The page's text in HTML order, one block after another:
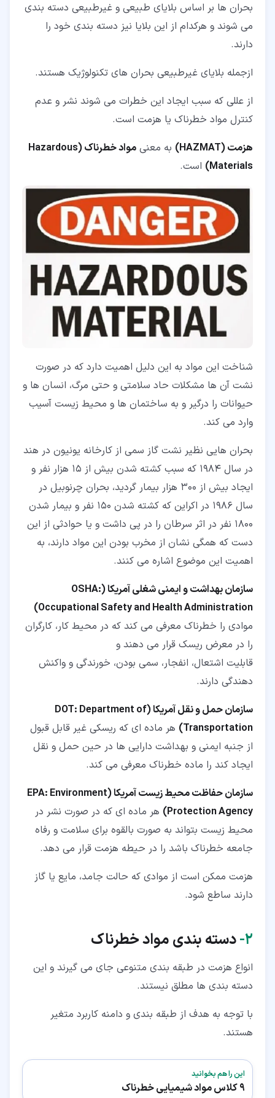
بحران ها بر اساس بلایای طبیعی و غیرطبیعی دسته بندی
می شوند و هرکدام از این بلایا نیز دسته بندی خود را
دارند.
ازجمله بلایای غیرطبیعی بحران های تکنولوژیک هستند.
از عللی که سبب ایجاد این خطرات می شوند نشر و عدم
کنترل مواد خطرناک یا هزمت است.
هزمت (HAZMAT)
به معنی
مواد خطرناک (Hazardous
Materials) است.
شناخت این مواد به این دلیل اهمیت دارد که در صورت
نشت آن ها مشکلات حاد سلامتی و حتی مرگ، انسان ها و
حیوانات را درگیر و به ساختمان ها و محیط زیست آسیب
وارد می کند.
بحران هایی نظیر نشت گاز سمی از کارخانه یونیون در هند
در سال 1984 که سبب کشته شدن بیش از 15 هزار نفر و
ایجاد بیش از 300 هزار بیمار گردید، بحران چرنوبیل در
سال 1986 در اکراین که کشته شدن 150 نفر و بیمار شدن
1800 نفر در اثر سرطان را در پی داشت و یا حوادثی از این
دست که همگی نشان از مخرب بودن این مواد دارند، به
اهمیت این موضوع اشاره می کنند.
سازمان بهداشت و ایمنی شغلی آمریکا (OSHA:
Occupational Safety and Health Administration)
موادی را خطرناک معرفی می کند که در محیط کار، کارگران
را در معرض ریسک قرار می دهند و
قابلیت اشتعال، انفجار، سمی بودن، خورندگی و واکنش
دهندگی دارند.
سازمان حمل و نقل آمریکا (DOT: Department of
Transportation) هر ماده ای که ریسکی غیر قابل قبول
از جنبه ایمنی و بهداشت دارایی ها در حین حمل و نقل
ایجاد کند را ماده خطرناک معرفی می کند.
سازمان حفاظت محیط زیست آمریکا (EPA: Environment
Protection Agency) هر ماده ای که در صورت نشر در
محیط زیست بتواند به صورت بالقوه برای سلامت و رفاه
جامعه خطرناک باشد را در حیطه هزمت قرار می دهد.
هزمت ممکن است از موادی که حالت جامد، مایع یا گاز
دارند ساطع شود.
۲‏- دسته بندی مواد خطرناک
انواع هزمت در طبقه بندی متنوعی جای می گیرند و این
دسته بندی ها مطلق نیستند.
با توجه به هدف از طبقه بندی و دامنه کاربرد متغیر
هستند.
این را هم بخوانید
9 کلاس مواد شیمیایی خطرناک